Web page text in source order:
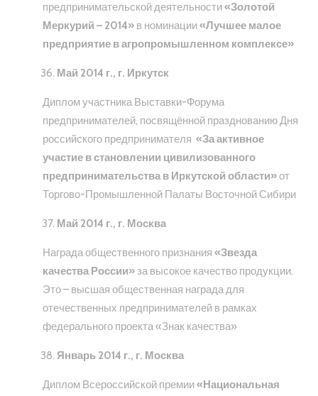
предпринимательской деятельности«Золотой
Меркурий – 2014» в номинации«Лучшее малое
предприятие в агропромышленном комплексе»
Май 2014 г., г. Иркутск
Диплом участника Выставки-Форума
предпринимателей, посвящённой празднованию Дня
российского предпринимателя «За активное
участие в становлении цивилизованного
предпринимательства в Иркутской области»от
Торгово-Промышленной Палаты Восточной Сибири
Май 2014 г., г. Москва
Награда общественного признания «Звезда
качества России»за высокое качество продукции.
Это – высшая общественная награда для
отечественных предпринимателей в рамках
федерального проекта «Знак качества»
Январь 2014 г., г. Москва
Диплом Всероссийской премии«Национальная